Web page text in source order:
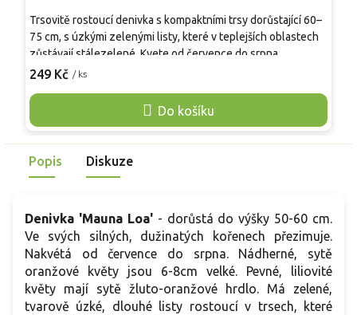
249 Kč / ks
Do košíku
Trsovitě rostoucí denivka s kompaktními trsy dorůstající 60–
75 cm, s úzkými zelenými listy, které v teplejších oblastech
zůstávají stálezelené. Kvete od července do srpna
výraznými malinově-červenými květy se sytě žlutým hrdlem,
Vyniká jako solitér, v nádobách i skupinových záhonech,
květy jsou vhodné k řezu.
Popis Diskuze
Denivka 'Mauna Loa'- dorůstá do výšky 50-60 cm.
Ve svých silných, dužinatých kořenech přezimuje.
Nakvétá od července do srpna. Nádherné, sytě
oranžové květy jsou 6-8cm velké. Pevné, liliovité
květy mají sytě žluto-oranžové hrdlo. Má zelené,
tvarově úzké, dlouhé listy rostoucí v trsech, které